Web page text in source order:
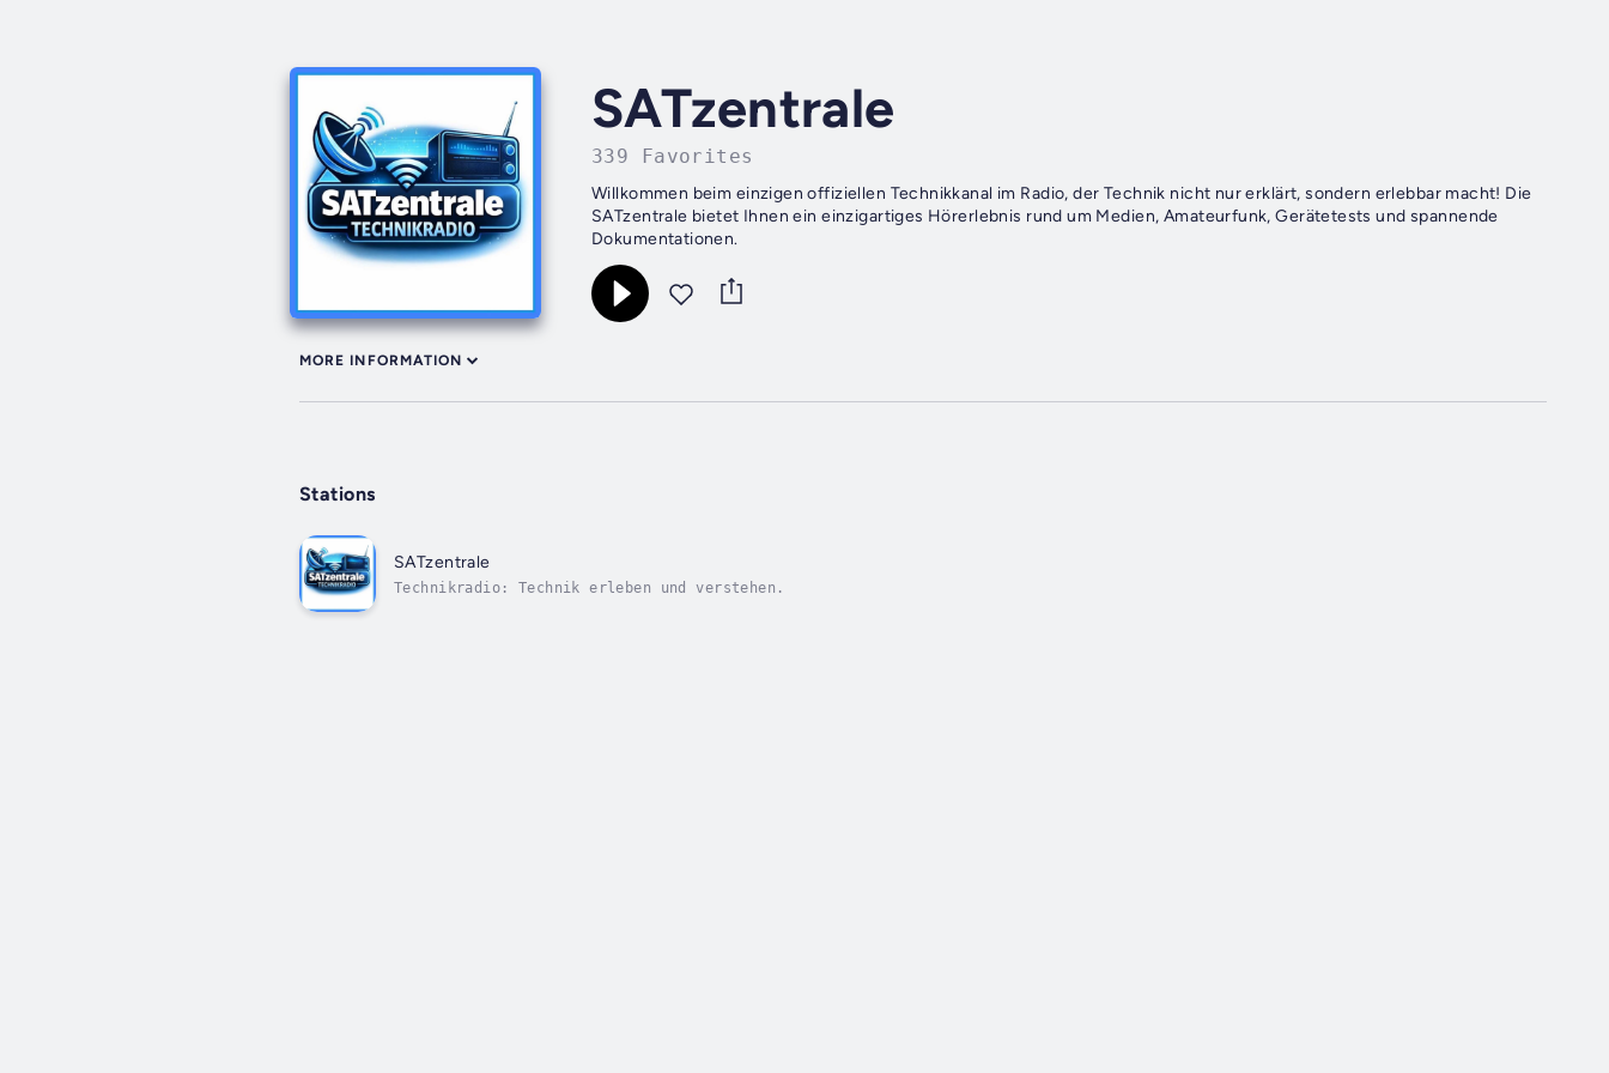
SATzentrale
339 Favorites
Willkommen beim einzigen offiziellen Technikkanal im Radio, der Technik nicht nur erklärt, sondern erlebbar macht! Die
SATzentrale bietet Ihnen ein einzigartiges Hörerlebnis rund um Medien, Amateurfunk, Gerätetests und spannende
Dokumentationen.
MORE INFORMATION
Stations
SATzentrale
Technikradio: Technik erleben und verstehen.